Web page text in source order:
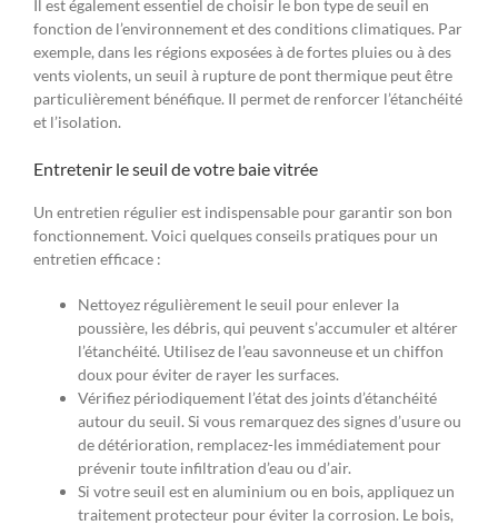
Il est également essentiel de choisir le bon type de seuil en
fonction de l’environnement et des conditions climatiques. Par
exemple, dans les régions exposées à de fortes pluies ou à des
vents violents, un seuil à rupture de pont thermique peut être
particulièrement bénéfique. Il permet de renforcer l’étanchéité
et l’isolation.
Entretenir le seuil de votre baie vitrée
Un entretien régulier est indispensable pour garantir son bon
fonctionnement. Voici quelques conseils pratiques pour un
entretien efficace :
Nettoyez régulièrement le seuil pour enlever la
poussière, les débris, qui peuvent s’accumuler et altérer
l’étanchéité. Utilisez de l’eau savonneuse et un chiffon
doux pour éviter de rayer les surfaces.
Vérifiez périodiquement l’état des joints d’étanchéité
autour du seuil. Si vous remarquez des signes d’usure ou
de détérioration, remplacez-les immédiatement pour
prévenir toute infiltration d’eau ou d’air.
Si votre seuil est en aluminium ou en bois, appliquez un
traitement protecteur pour éviter la corrosion. Le bois,